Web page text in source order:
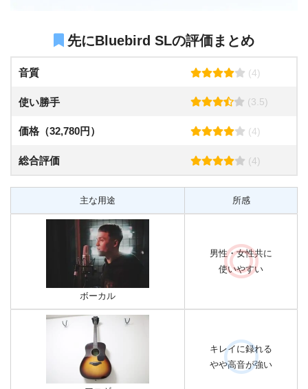
先にBluebird SLの評価まとめ
音質 (4)
使い勝手 (3.5)
価格（32,780円） (4)
総合評価 (4)
主な用途 所感
ボーカル
男性・女性共に
使いやすい
キレイに録れる
やや高音が強い